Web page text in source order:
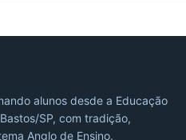
alunos desde a Educação
SP, com tradição,
Anglo de Ensino.